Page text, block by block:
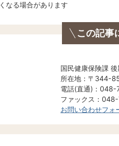
くなる場合があります
この記事
国民健康保険課
所在地：〒344-
電話(直通)：
ファックス：
お問い合わせフォ